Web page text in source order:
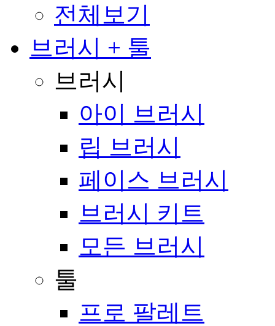
전체보기
브러시 + 툴
브러시
아이 브러시
립 브러시
페이스 브러시
브러시 키트
모든 브러시
툴
프로 팔레트